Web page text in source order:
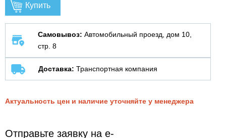
Купить
Самовывоз: Автомобильный проезд, дом 10,
стр. 8
Доставка: Транспортная компания
Актуальность цен и наличие уточняйте у менеджера
Отправьте заявку на e-